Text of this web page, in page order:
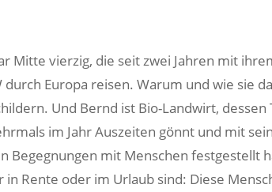
Mitte vierzig, die seit zwei Jahren mit
Europa reisen. Warum und wie sie
Und Bernd ist Bio-Landwirt, dessen
im Jahr Auszeiten gönnt und mit
Begegnungen mit Menschen festgestellt
Rente oder im Urlaub sind: Diese